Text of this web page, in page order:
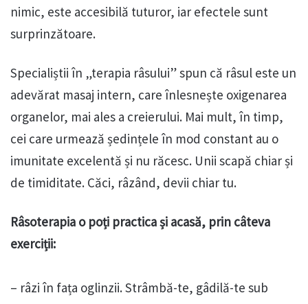
nimic, este accesibilă tuturor, iar efectele sunt
surprinzătoare.
Specialiștii în „terapia râsului” spun că râsul este un
adevărat masaj intern, care înlesnește oxigenarea
organelor, mai ales a creierului. Mai mult, în timp,
cei care urmează ședințele în mod constant au o
imunitate excelentă și nu răcesc. Unii scapă chiar și
de timiditate. Căci, râzând, devii chiar tu.
Râsoterapia o poți practica și acasă, prin câteva
exerciții:
– râzi în fața oglinzii. Strâmbă-te, gâdilă-te sub